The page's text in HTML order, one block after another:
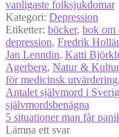
vanligaste folksjukdomar
Kategori: Depression
Etiketter: böcker, bok om
depression, Fredrik
Jan Lenndin, Katti
Agerberg, Natur & Kultur
för medicinsk utvärdering,
Föregående
inlägg:
Antalet självmord i
självmordsbenägna
Nästa
inlägg:
5 situationer man får
Lämna ett svar